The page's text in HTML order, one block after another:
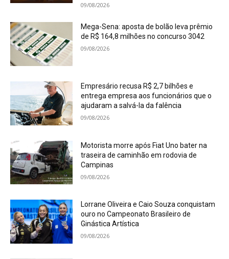
09/08/2026
Mega-Sena: aposta de bolão leva prêmio
de R$ 164,8 milhões no concurso 3042
09/08/2026
Empresário recusa R$ 2,7 bilhões e
entrega empresa aos funcionários que o
ajudaram a salvá-la da falência
09/08/2026
Motorista morre após Fiat Uno bater na
traseira de caminhão em rodovia de
Campinas
09/08/2026
Lorrane Oliveira e Caio Souza conquistam
ouro no Campeonato Brasileiro de
Ginástica Artística
09/08/2026